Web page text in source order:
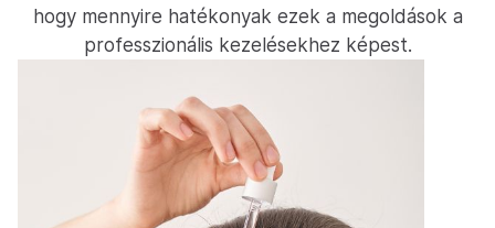
hogy mennyire hatékonyak ezek a megoldások a
professzionális kezelésekhez képest.